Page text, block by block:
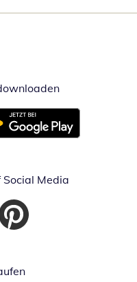
Öffnet in
in neuem Fenster
Social Media
Fenster
neuem Fenster
Öffnet in neuem Fenster